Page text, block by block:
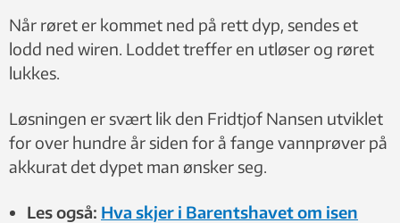
Når røret er kommet ned på rett dyp, sendes et
lodd ned wiren. Loddet treffer en utløser og røret
lukkes.
Løsningen er svært lik den Fridtjof Nansen utviklet
for over hundre år siden for å fange vannprøver på
akkurat det dypet man ønsker seg.
Les også: Hva skjer i Barentshavet om isen